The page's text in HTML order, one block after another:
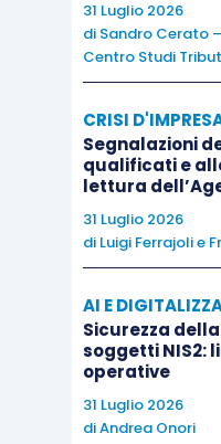
prima
NellaScheda di
seguenti aspetti:
svalutazioni;
ripristino di
alienazione;
le
31 Luglio 2026
di Sandro Cerato
Centro Studi
CRISI
Segnalazioni
qualificati e
lettura
31 Luglio 2026
di Luigi Ferrajolie
AI E
Sicurezza
soggetti NIS2:
operative
31 Luglio 2026
diAndrea Onori